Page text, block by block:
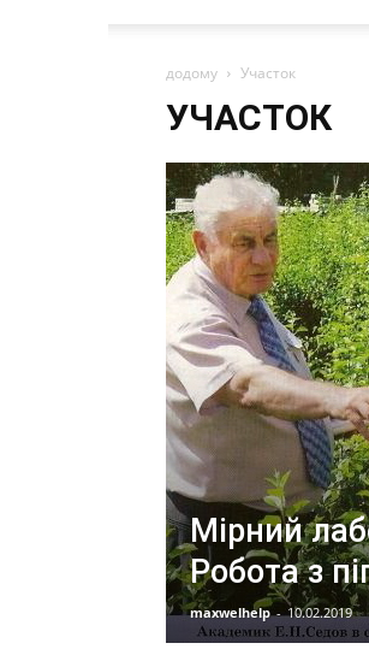
додому Участок
УЧАСТОК
Мірний
Робота з
maxwelhelp - 10.02.2019